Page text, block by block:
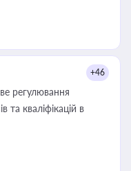
+46
регулювання
та кваліфікацій в